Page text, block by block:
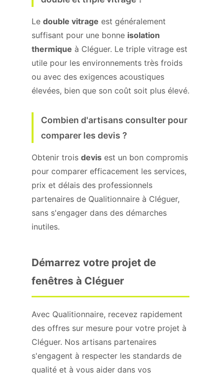
Le double vitrage est généralement
suffisant pour une bonne isolation
thermique à Cléguer. Le triple vitrage est
utile pour les environnements très froids
ou avec des exigences acoustiques
élevées, bien que son coût soit plus élevé.
Combien d'artisans consulter pour
comparer les devis ?
Obtenir trois devis est un bon compromis
pour comparer efficacement les services,
prix et délais des professionnels
partenaires de Qualitionnaire à Cléguer,
sans s'engager dans des démarches
inutiles.
Démarrez votre projet de
fenêtres à Cléguer
Avec Qualitionnaire, recevez rapidement
des offres sur mesure pour votre projet à
Cléguer. Nos artisans partenaires
s'engagent à respecter les standards de
qualité et à vous aider dans vos